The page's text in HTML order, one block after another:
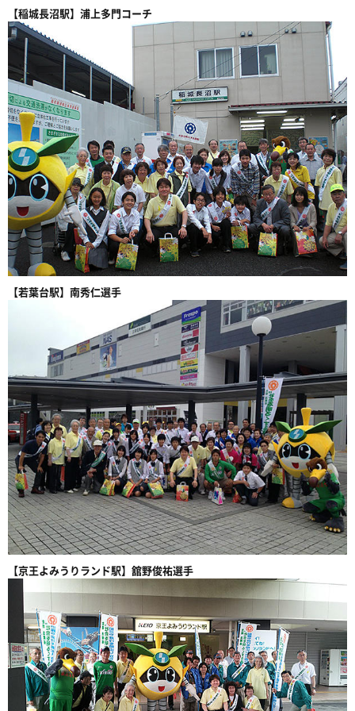
【稲城長沼駅】浦上多門コーチ
【若葉台駅】南秀仁選手
【京王よみうりランド駅】舘野俊祐選手